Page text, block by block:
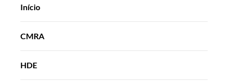
Início
CMRA
HDE